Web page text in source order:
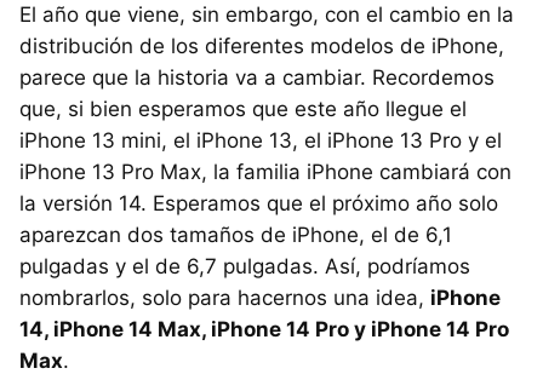
El año que viene, sin embargo, con el cambio en la
distribución de los diferentes modelos de iPhone,
parece que la historia va a cambiar. Recordemos
que, si bien esperamos que este año llegue el
iPhone 13 mini, el iPhone 13, el iPhone 13 Pro y el
iPhone 13 Pro Max, la familia iPhone cambiará con
la versión 14. Esperamos que el próximo año solo
aparezcan dos tamaños de iPhone, el de 6,1
pulgadas y el de 6,7 pulgadas. Así, podríamos
nombrarlos, solo para hacernos una idea, iPhone
14, iPhone 14 Max, iPhone 14 Pro y iPhone 14 Pro
Max.